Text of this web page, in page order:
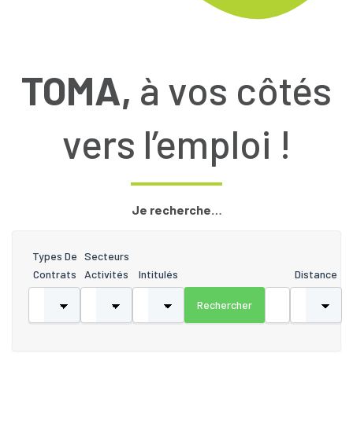
TOMA, à vos côtés
vers l’emploi !
Je recherche…
Distance
Types De
Contrats
Secteurs
Activités
Intitulés